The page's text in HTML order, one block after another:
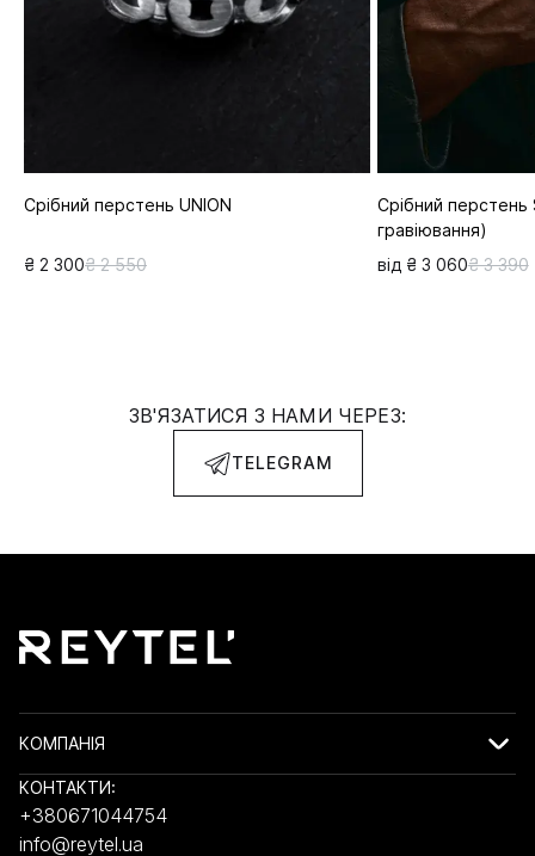
Срібний перстень UNION
₴ 2 300₴ 2 550
Срібний перстень
гравіювання)
від ₴ 3 060₴ 3 390
ЗВ'ЯЗАТИСЯ З НАМИ ЧЕРЕЗ:
TELEGRAM
КОМПАНІЯ
КОНТАКТИ:
+380671044754
info@reytel.ua